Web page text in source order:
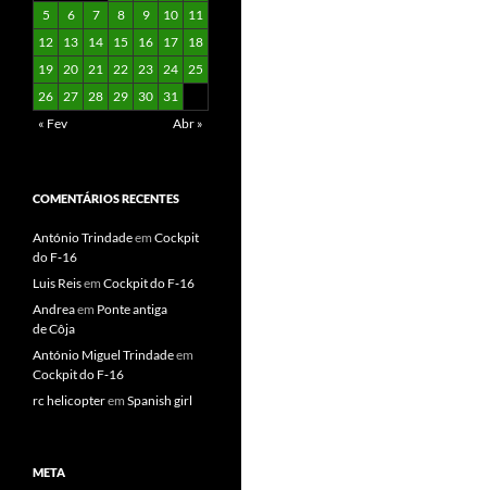
5
6 7 8 9 10
11
12
13 14 15 16 17
18
19 20 21 22 23 24 25
26 27 28 29 30
31
« Fev
Abr »
COMENTÁRIOS RECENTES
António Trindadeem Cockpit
do F‑16
Luis Reisem Cockpit do F‑16
Andreaem Ponte antiga
de Côja
António Miguel Trindadeem
Cockpit do F‑16
rc helicopterem Spanish girl
META